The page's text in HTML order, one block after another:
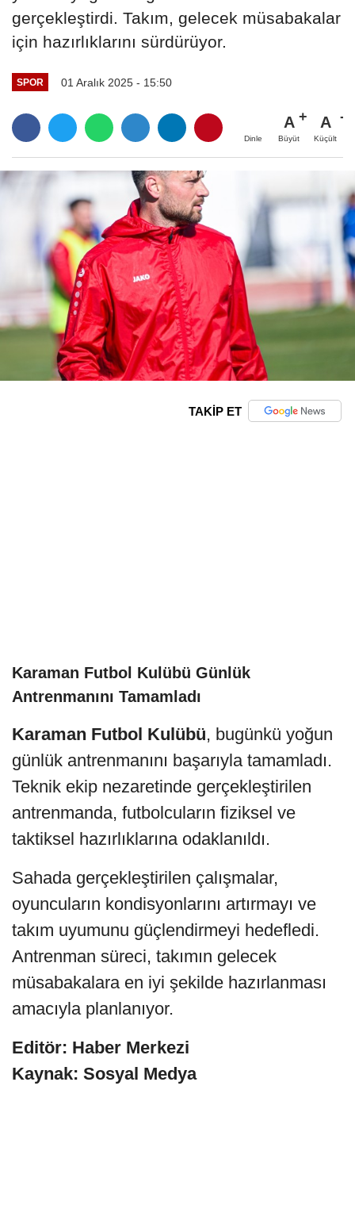
gerçekleştirdi. Takım, gelecek müsabakalar
için hazırlıklarını sürdürüyor.
SPOR 01 Aralık 2025 - 15:50
Dinle
A
Büyüt
A
Küçült
TAKİP ET
Karaman Futbol Kulübü Günlük
Antrenmanını Tamamladı
Karaman Futbol Kulübü, bugünkü yoğun
günlük antrenmanını başarıyla tamamladı.
Teknik ekip nezaretinde gerçekleştirilen
antrenmanda, futbolcuların fiziksel ve
taktiksel hazırlıklarına odaklanıldı.
Sahada gerçekleştirilen çalışmalar,
oyuncuların kondisyonlarını artırmayı ve
takım uyumunu güçlendirmeyi hedefledi.
Antrenman süreci, takımın gelecek
müsabakalara en iyi şekilde hazırlanması
amacıyla planlanıyor.
Editör: Haber Merkezi
Kaynak: Sosyal Medya